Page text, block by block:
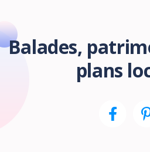
Balades,
plans